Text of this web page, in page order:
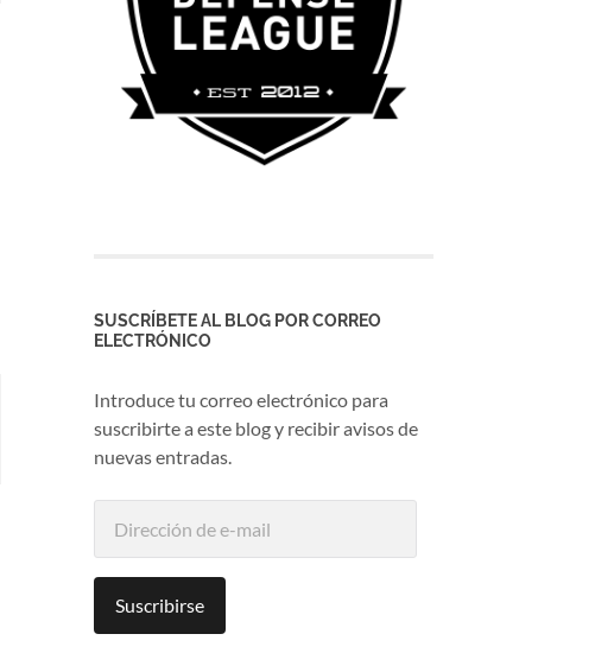
SUSCRÍBETE AL BLOG POR CORREO
ELECTRÓNICO
Introduce tu correo electrónico para
suscribirte a este blog y recibir avisos de
nuevas entradas.
mailSuscribirse